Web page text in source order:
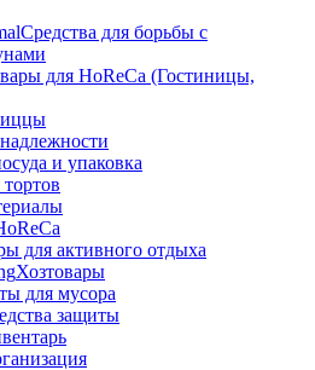
Средства для борьбы с
для HoReCa (Гостиницы,
и упаковка
для активного отдыха
Хозтовары
для мусора
защиты